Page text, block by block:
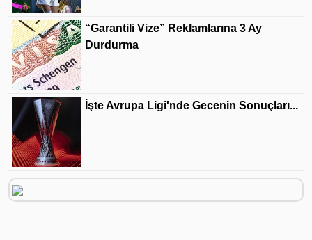
“Garantili Vize” Reklamlarına 3 Ay
Durdurma
İşte Avrupa Ligi'nde Gecenin Sonuçları...